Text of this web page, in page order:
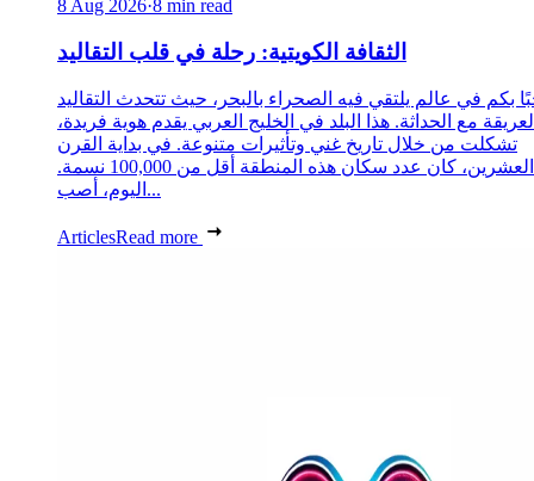
8 Aug 2026·8 min read
الثقافة الكويتية: رحلة في قلب التقاليد
بكم في عالم يلتقي فيه الصحراء بالبحر، حيث تتحدث التقاليد
مع الحداثة. هذا البلد في الخليج العربي يقدم هوية فريدة،
تشكلت من خلال تاريخ غني وتأثيرات متنوعة. في بداية القرن
العشرين، كان عدد سكان هذه المنطقة أقل من 100,000 نسمة.
اليوم، أصب...
ArticlesRead more